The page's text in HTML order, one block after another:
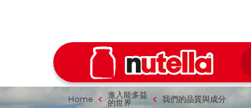
Home
進入能多益
的世界
我們的品質與成分